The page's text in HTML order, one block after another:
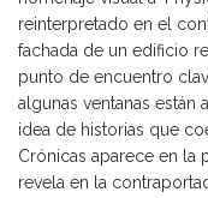
reinterpretado en el
fachada de un edificio
punto de encuentro
algunas ventanas están
idea de historias que
Crónicas aparece en la
revela en la